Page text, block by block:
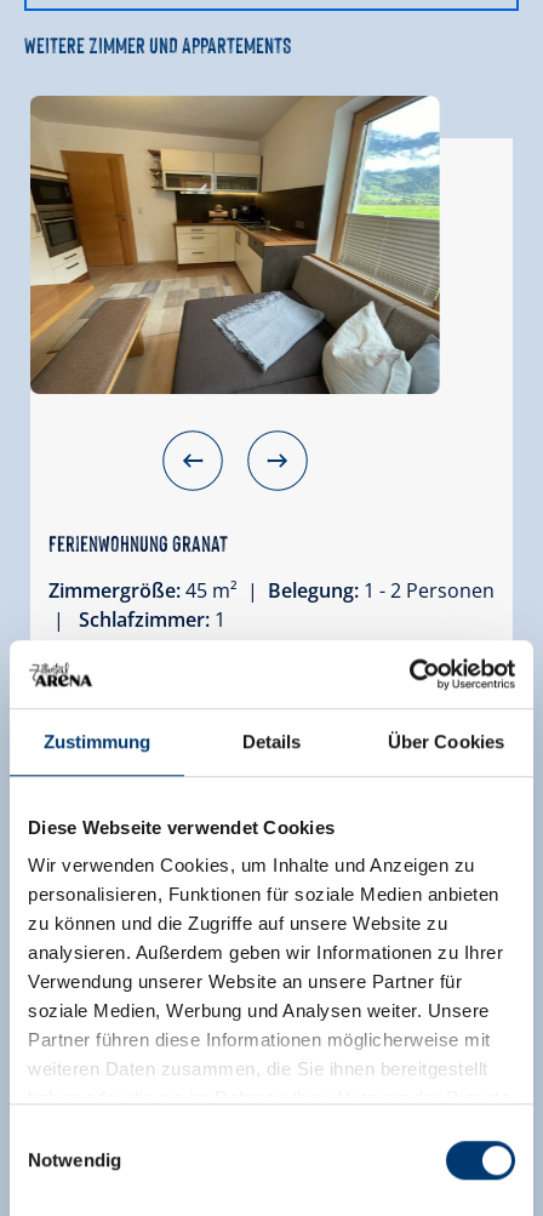
Zustimmung Details Über Cookies
Diese Webseite verwendet Cookies
Wir verwenden Cookies, um Inhalte und Anzeigen zu
personalisieren, Funktionen für soziale Medien anbieten
zu können und die Zugriffe auf unsere Website zu
analysieren. Außerdem geben wir Informationen zu Ihrer
Verwendung unserer Website an unsere Partner für
soziale Medien, Werbung und Analysen weiter. Unsere
Partner führen diese Informationen möglicherweise mit
weiteren Daten zusammen, die Sie ihnen bereitgestellt
Notwendig
WEITERE ZIMMER UND APPARTEMENTS
Ferienwohnung Granat
Zimmergröße:45 m² | Belegung: 1 - 2 Personen
|
Schlafzimmer: 1
Ausstattung